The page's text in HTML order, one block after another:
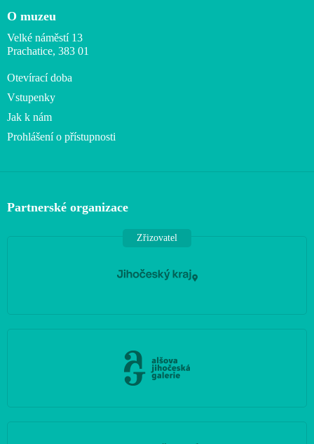
O muzeu
Velké náměstí 13
Prachatice, 383 01
Otevírací doba
Vstupenky
Jak k nám
Prohlášení o přístupnosti
Partnerské organizace
Zřizovatel